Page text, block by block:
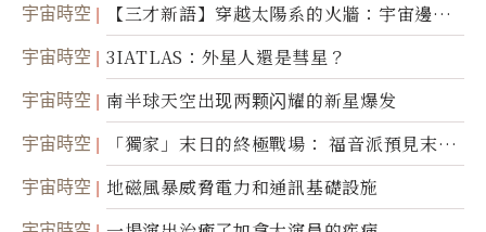
宇宙時空
【三才新語】穿越太陽系的火牆：宇宙邊界
新啟示
宇宙時空 3IATLAS：外星人還是彗星？
宇宙時空 南半球天空出现两颗闪耀的新星爆发
宇宙時空
「獨家」末日的終極戰場： 福音派預見末
世；希臘僧侶預言以色列的攻擊
宇宙時空 地磁風暴威脅電力和通訊基礎設施